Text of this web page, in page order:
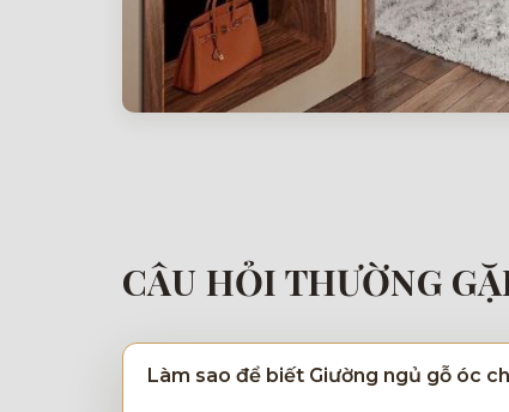
CÂU HỎI THƯỜNG
Làm sao để biết Giường ngủ gỗ óc